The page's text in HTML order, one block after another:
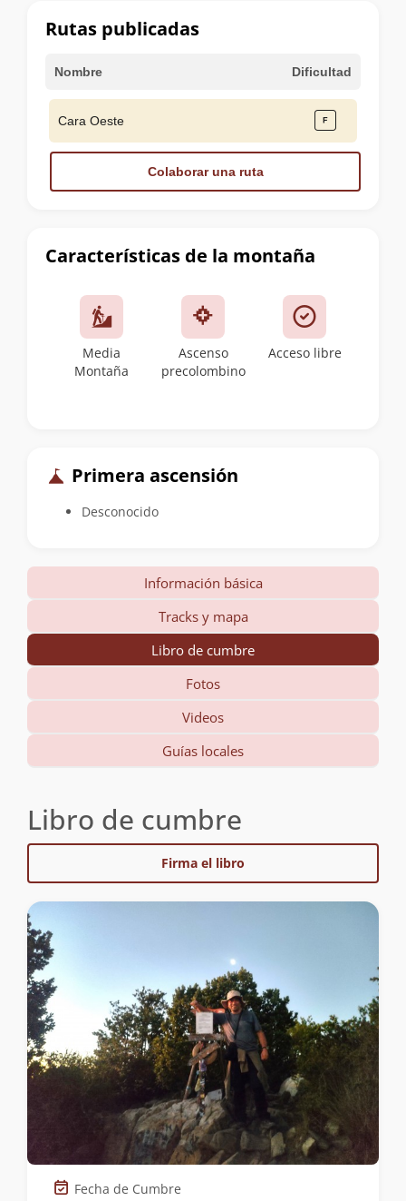
cumbre
Características de la montaña
Media
Montaña
Ascenso
precolombino
Acceso libre
Primera ascensión
Desconocido
Rutas publicadas
Nombre Dificultad
Cara Oeste
Colaborar una ruta
Información básica
Tracks y mapa
Libro de cumbre
Fotos
Videos
Guías locales
Libro de cumbre
Firma el libro
Fecha de Cumbre